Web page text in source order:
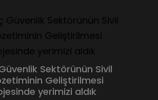
Sektörünün Sivil
Geliştirilmesi
yerimizi aldık